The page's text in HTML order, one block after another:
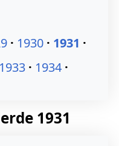
1930
1931
1933 1934
1931